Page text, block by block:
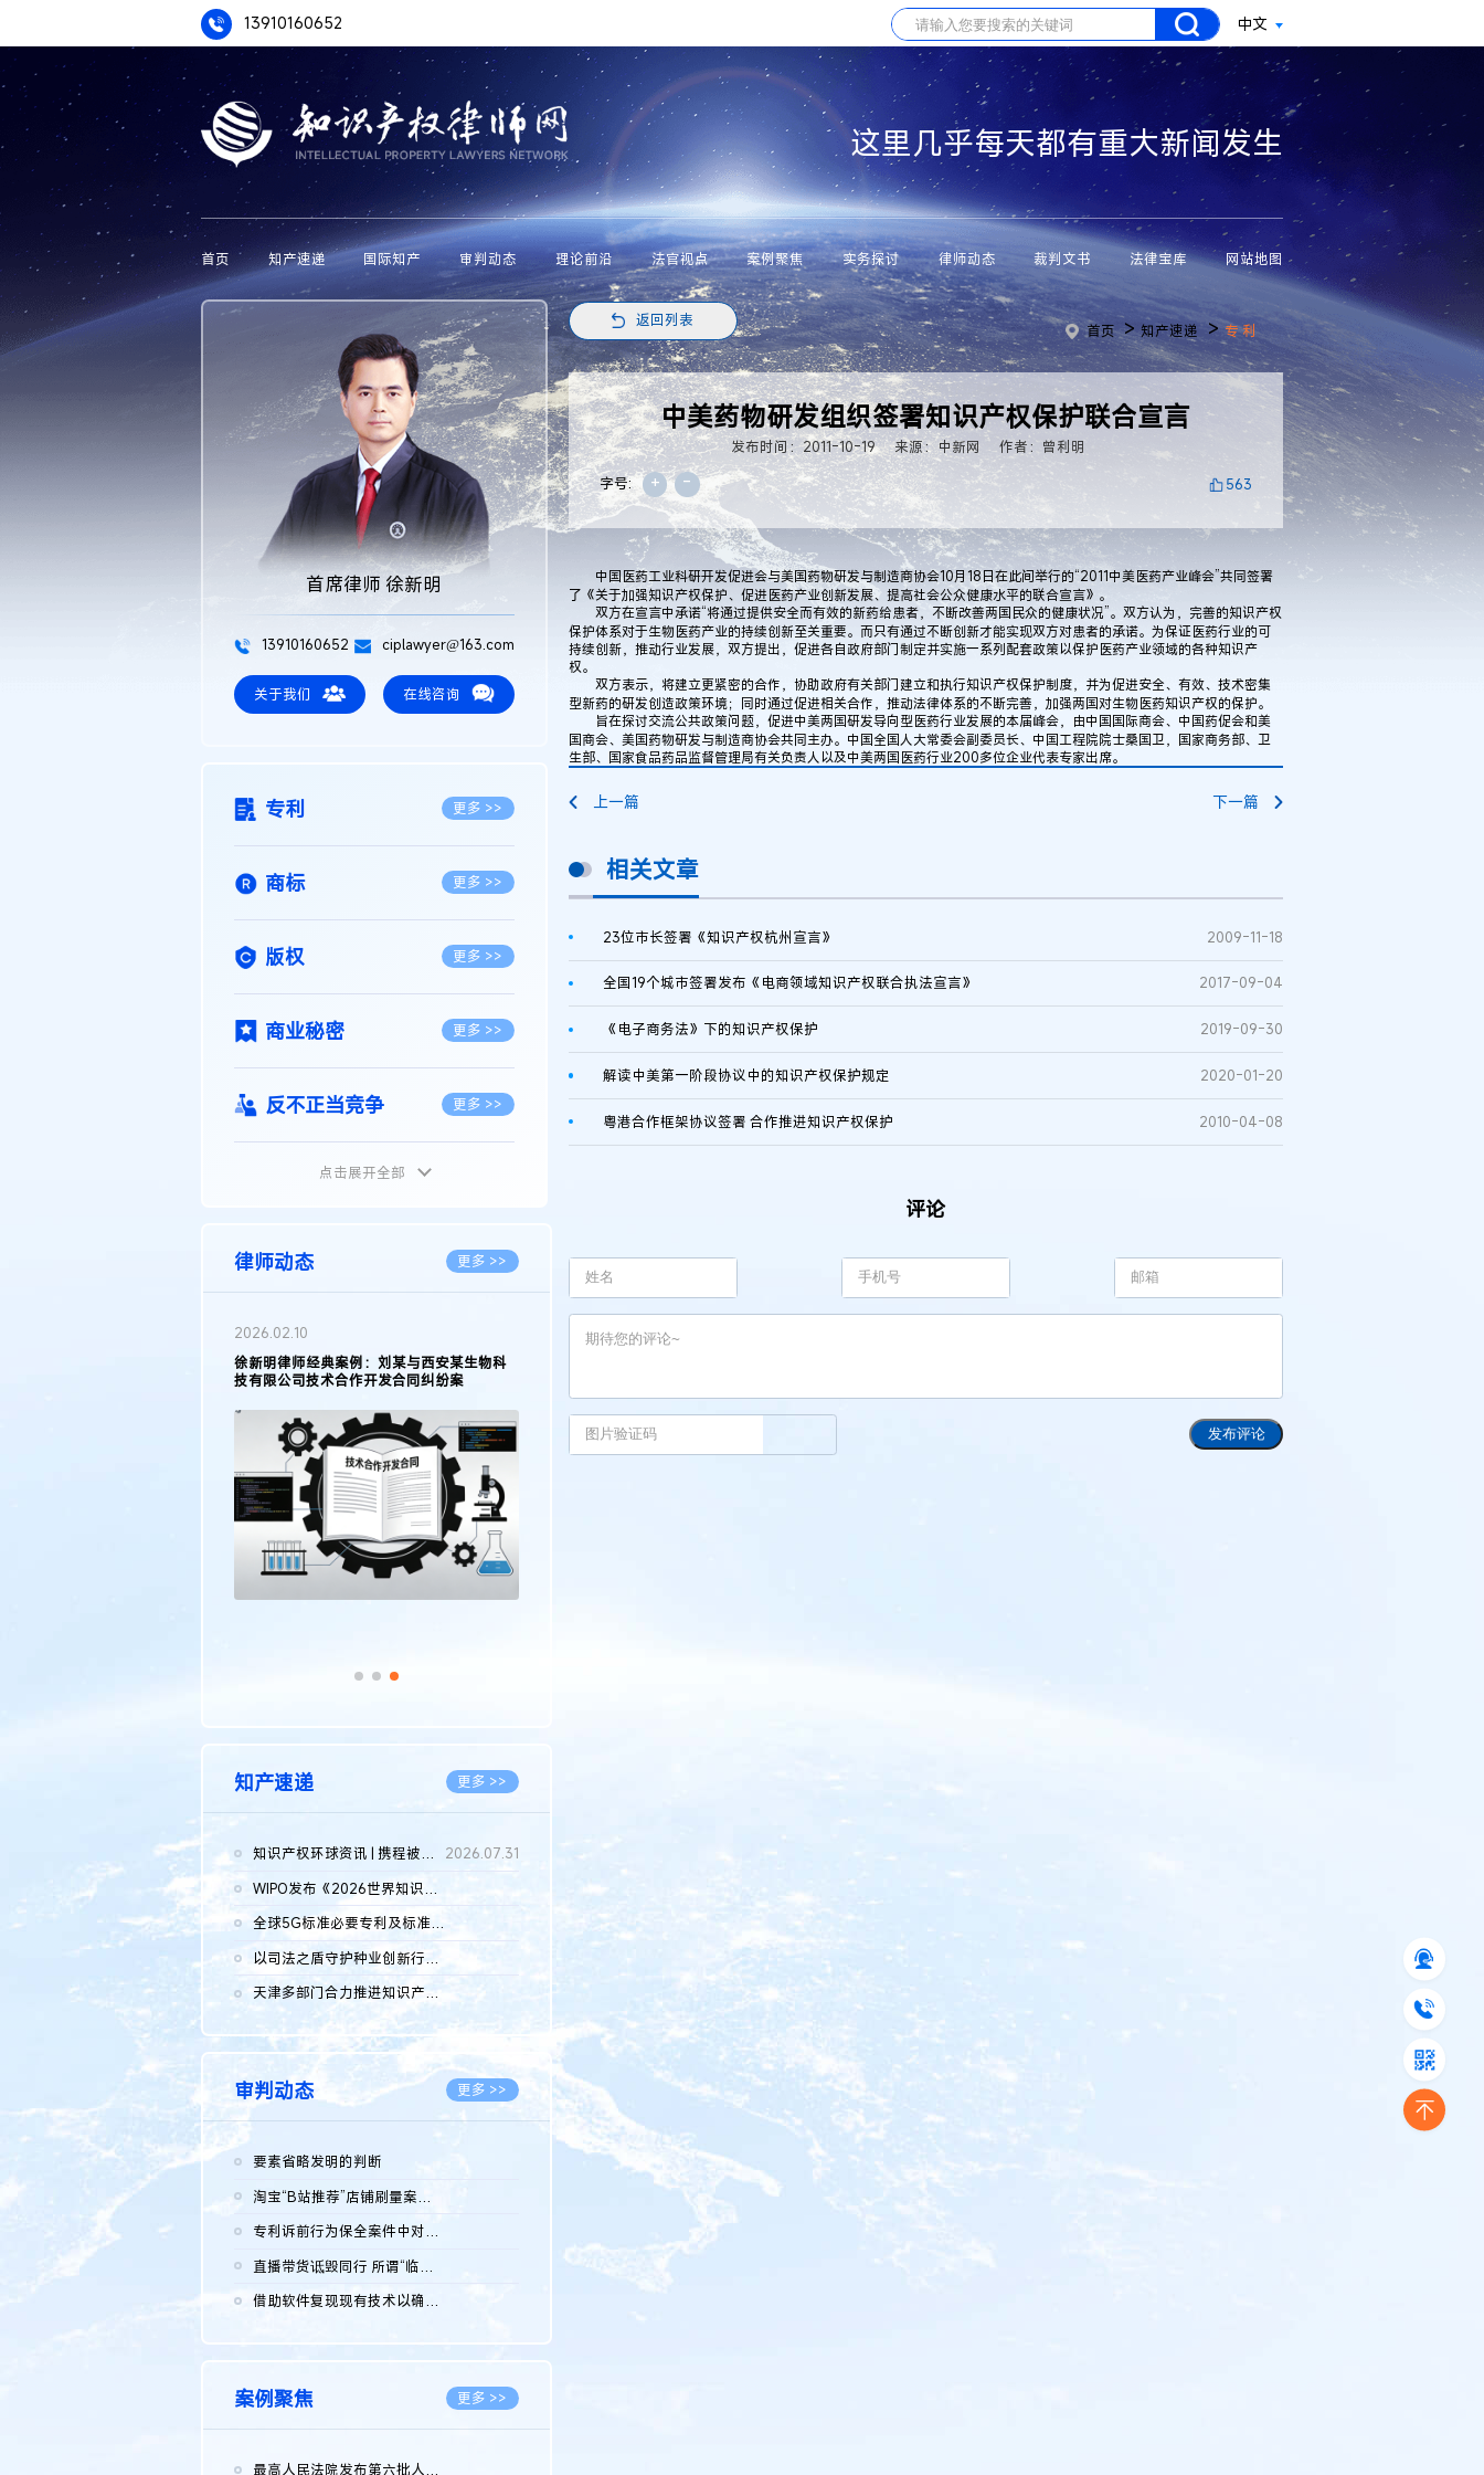
13910160652 中文
这里几乎每天都有重大新闻发生
首页 知产速递 国际知产 审判动态 理论前沿 法官视点 案例聚焦 实务探讨 律师动态 裁判文书 法律宝库 网站地图
首席律师 徐新明
13910160652 ciplawyer@163.com
关于我们 在线咨询
专利 更多 >>
商标 更多 >>
版权 更多 >>
商业秘密 更多 >>
反不正当竞争 更多 >>
植物新品种
地理标志 更多 >>
集成电路布图设计
传统文化 更多 >>
点击展开全部
律师动态 更多 >>
2026.02.10
徐新明律师经典案例：刘某与西安某生物科
技有限公司技术合作开发合同纠纷案
知产速递 更多 >>
知识产权环球资讯 | 携程被市监总局罚51.79亿；瑞幸泰国商标案上...
2026.07.31
WIPO发布《2026世界知识产权报告》 含报告全文
全球5G标准必要专利及标准提案研究报告（2026年）全文发布
以司法之盾守护种业创新行稳致远
2026.08.05
天津多部门合力推进知识产权保护工作
2026.08.05
审判动态 更多 >>
要素省略发明的判断
淘宝“B站推荐”店铺刷量案维持原判，两被告连带赔偿150万元
专利诉前行为保全案件中对仿制药申请人曾作出三类声明的考量及违...
直播带货诋毁同行 所谓“临场发挥”不免责
借助软件复现现有技术以确认相关参数特征是否被公开
案例聚焦 更多 >>
最高人民法院发布第六批人民法院种业知识产权司法保护典型案例 含...
返回列表
首页 >知产速递 >专 利
中美药物研发组织签署知识产权保护联合宣言
发布时间：2011-10-19 来源：中新网
作者：曾利明
字号:
+ - 563
中国医药工业科研开发促进会与美国药物研发与制造商协会10月18日在此间举行的“2011中美医药产业峰会”共同签署
了《关于加强知识产权保护、促进医药产业创新发展、提高社会公众健康水平的联合宣言》。
双方在宣言中承诺“将通过提供安全而有效的新药给患者，不断改善两国民众的健康状况”。双方认为，完善的知识产权
保护体系对于生物医药产业的持续创新至关重要。而只有通过不断创新才能实现双方对患者的承诺。为保证医药行业的可
持续创新，推动行业发展，双方提出，促进各自政府部门制定并实施一系列配套政策以保护医药产业领域的各种知识产
权。
双方表示，将建立更紧密的合作，协助政府有关部门建立和执行知识产权保护制度，并为促进安全、有效、技术密集
型新药的研发创造政策环境；同时通过促进相关合作，推动法律体系的不断完善，加强两国对生物医药知识产权的保护。
旨在探讨交流公共政策问题，促进中美两国研发导向型医药行业发展的本届峰会，由中国国际商会、中国药促会和美
国商会、美国药物研发与制造商协会共同主办。中国全国人大常委会副委员长、中国工程院院士桑国卫，国家商务部、卫
生部、国家食品药品监督管理局有关负责人以及中美两国医药行业200多位企业代表专家出席。
上一篇 下一篇
相关文章
23位市长签署《知识产权杭州宣言》 2009-11-18
全国19个城市签署发布《电商领域知识产权联合执法宣言》 2017-09-04
《电子商务法》下的知识产权保护 2019-09-30
解读中美第一阶段协议中的知识产权保护规定 2020-01-20
粤港合作框架协议签署 合作推进知识产权保护 2010-04-08
评论
发布评论